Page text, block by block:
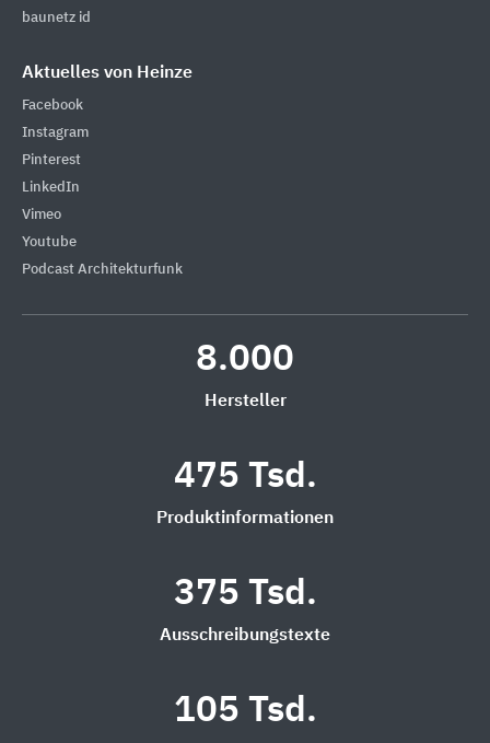
baunetz id
Aktuelles von Heinze
Facebook
Instagram
Pinterest
LinkedIn
Vimeo
Youtube
Podcast Architekturfunk
8.000
Hersteller
475 Tsd.
Produktinformationen
375 Tsd.
Ausschreibungstexte
105 Tsd.